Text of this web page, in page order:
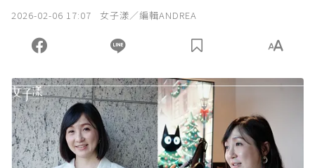
2026-02-06 17:07 女子漾／編輯ANDREA